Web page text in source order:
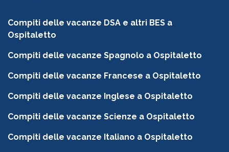
Compiti delle vacanze DSA e altri BES a
Ospitaletto
Compiti delle vacanze Spagnolo a Ospitaletto
Compiti delle vacanze Francese a Ospitaletto
Compiti delle vacanze Inglese a Ospitaletto
Compiti delle vacanze Scienze a Ospitaletto
Compiti delle vacanze Italiano a Ospitaletto